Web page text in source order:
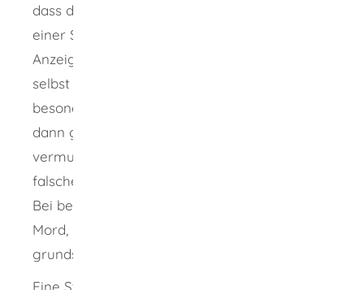
dass die Polizei den Täter findet. Wer Kenntnis
einer Straftat hat, diese aber nicht zur
Anzeige bringt, kann sich unter Umständen
selbst strafbar machen. Es gelten keine
besonderen Formerfordernisse. Vorsicht ist
dann geboten, wenn es sich um eine
vermutete Straftat handelt. Verleumdung und
falsche Verdächtigung sind ebenfalls strafbar.
Bei besonders schwerwiegenden Delikten wie
Mord, Raub oder Brandstiftung herrscht
grundsätzlich eine Anzeigepflicht.
Eine Strafanzeige kann nicht zurückgezogen